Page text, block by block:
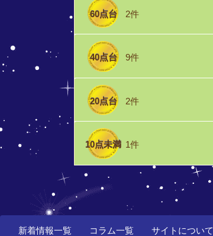
60点台 2件
40点台 9件
20点台 2件
10点未満 1件
新着情報一覧 コラム一覧 サイトについて